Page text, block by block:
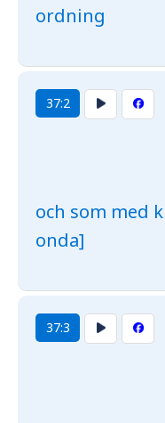
ordning
37:2
och som med
onda]
37:3